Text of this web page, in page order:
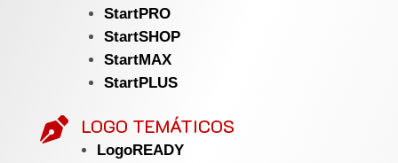
StartPRO
StartSHOP
StartMAX
StartPLUS
 LOGO TEMÁTICOS
LogoREADY